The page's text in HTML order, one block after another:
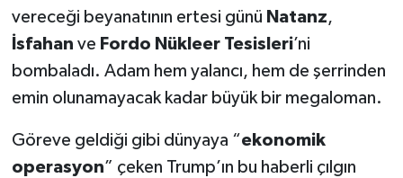
vereceği beyanatının ertesi günü Natanz,
İsfahan ve Fordo Nükleer Tesisleri’ni
bombaladı. Adam hem yalancı, hem de şerrinden
emin olunamayacak kadar büyük bir megaloman.
Göreve geldiği gibi dünyaya “ekonomik
operasyon” çeken Trump’ın bu haberli çılgın